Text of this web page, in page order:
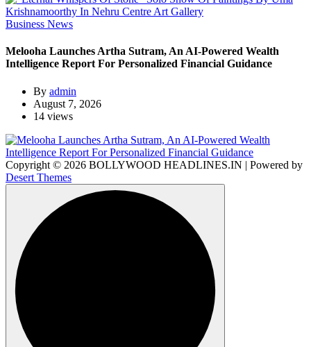
Business News
Melooha Launches Artha Sutram, An AI-Powered Wealth
Intelligence Report For Personalized Financial Guidance
By admin
August 7, 2026
14 views
Copyright © 2026 BOLLYWOOD HEADLINES.IN | Powered by
Desert Themes